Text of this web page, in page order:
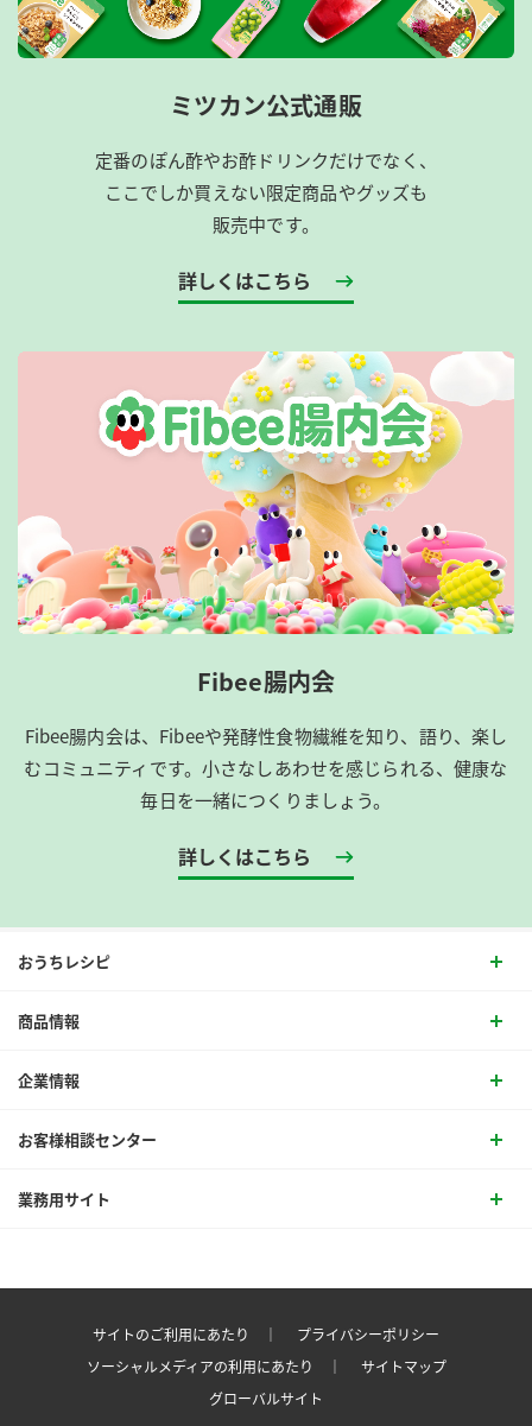
ミツカン公式通販
定番のぽん酢やお酢ドリンクだけでなく、
ここでしか買えない限定商品やグッズも
販売中です。
詳しくはこちら
Fibee腸内会
Fibee腸内会は、​Fibeeや発酵性食物繊維を知り、語り、楽し
むコミュニティです。​小さなしあわせを感じられる、健康な
毎日を一緒につくりましょう。
詳しくはこちら
おうちレシピ
商品情報
企業情報
お客様相談センター
業務用サイト
サイトのご利用にあたり ｜
プライバシーポリシー
ソーシャルメディアの利用にあたり ｜
サイトマップ
グローバルサイト